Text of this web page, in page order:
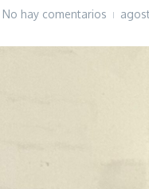
No hay comentarios